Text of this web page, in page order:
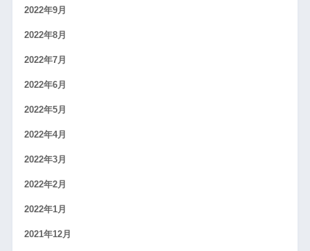
2022年9月
2022年8月
2022年7月
2022年6月
2022年5月
2022年4月
2022年3月
2022年2月
2022年1月
2021年12月